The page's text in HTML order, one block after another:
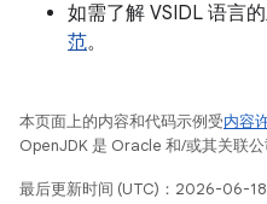
如需了解 VSIDL 语言
范。
本页面上的内容和代码示例受内容
OpenJDK 是 Oracle 和/或其关联公
最后更新时间 (UTC)：2026-06-18